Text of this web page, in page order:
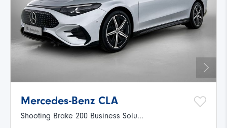
Mercedes-Benz CLA
Shooting Brake 200 Business Solu...